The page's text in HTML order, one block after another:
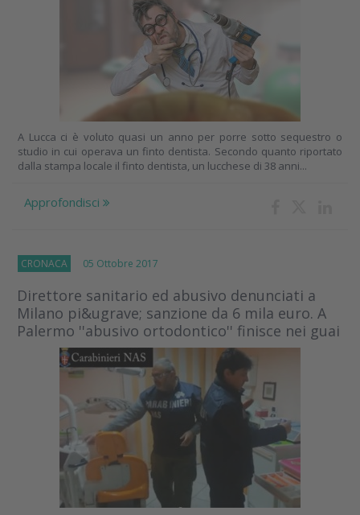
A Lucca ci è voluto quasi un anno per porre sotto sequestro o
studio in cui operava un finto dentista. Secondo quanto riportato
dalla stampa locale il finto dentista, un lucchese di 38 anni...
Approfondisci
CRONACA 05 Ottobre 2017
Direttore sanitario ed abusivo denunciati a
Milano pi&ugrave; sanzione da 6 mila euro. A
Palermo ''abusivo ortodontico'' finisce nei guai